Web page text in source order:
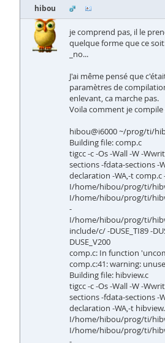
hibou
je comprend pas, il le
quelque forme que ce
_no...
J'ai même pensé que
paramètres de
enlevant, ca marche pas.
Voila comment je compile
hibou@i6000 ~/prog/ti/
Building file: comp.c
tigcc -c -Os -Wall -W -
sections -fdata-sections
declaration -WA,-t comp.c
I/home/hibou/prog/ti/
I/home/hibou/prog/ti/
-
I/home/hibou/prog/ti/
include/c/ -DUSE_TI89 -
DUSE_V200
comp.c: In function
comp.c:41: warning:
Building file: hibview.c
tigcc -c -Os -Wall -W -
sections -fdata-sections
declaration -WA,-t
I/home/hibou/prog/ti/
I/home/hibou/prog/ti/